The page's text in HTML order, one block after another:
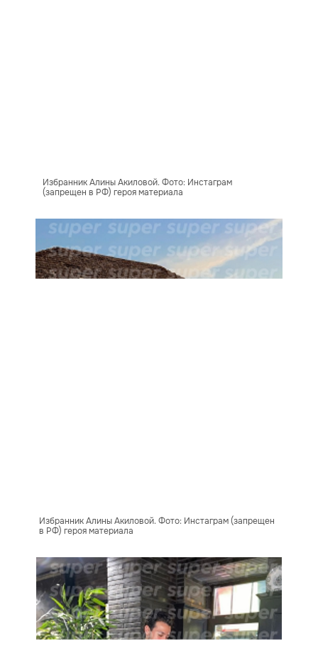
Избранник Алины Акиловой. Фото: Инстаграм
(запрещен в РФ) героя материала
Избранник Алины Акиловой. Фото: Инстаграм (запрещен
в РФ) героя материала